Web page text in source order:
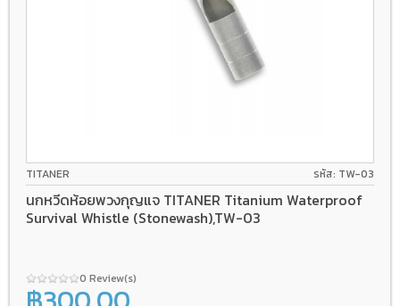
TITANER รหัส: TW-03
นกหวีดห้อยพวงกุญแจ TITANER Titanium Waterproof
Survival Whistle (Stonewash),TW-03
0 Review(s)